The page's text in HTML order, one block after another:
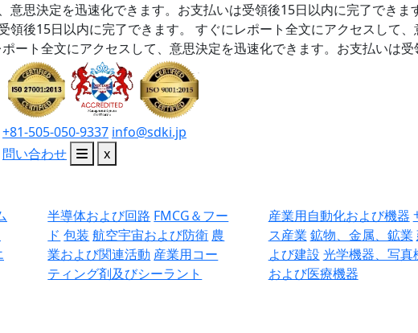
思決定を迅速化できます。お支払いは受領後15日以内に完了できま
後15日以内に完了できます。
すぐにレポート全文にアクセスして
ート全文にアクセスして、意思決定を迅速化できます。お支払いは受
+81-505-050-9337 info@sdki.jp
問い合わせ
x
半導体および回路 FMCG＆フー
ド 包装 航空宇宙および防衛 農
業および関連活動 産業用コー
ティング剤及びシーラント
産業用自動化および機器
ス産業 鉱物、金属、鉱業
よび建設 光学機器、写真
および医療機器